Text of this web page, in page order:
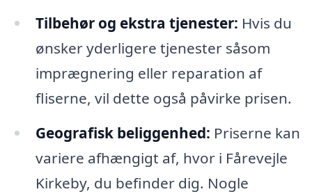
Tilbehør og ekstra tjenester: Hvis du
ønsker yderligere tjenester såsom
imprægnering eller reparation af
fliserne, vil dette også påvirke prisen.
Geografisk beliggenhed: Priserne kan
variere afhængigt af, hvor i Fårevejle
Kirkeby, du befinder dig. Nogle